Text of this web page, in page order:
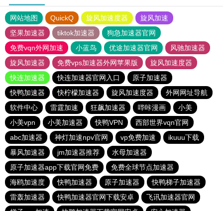
网站地图 QuickQ 旋风加速度器
旋风加速
坚果加速器
tiktok加速器
狗急加速器官网
免费vqn外网加速
小蓝鸟 优途加速器官网
风驰加速器
旋风加速器
免费vps加速器外网苹果版
旋风加速度器
快连加速器
快连加速器官网入口
原子加速器
快鸭加速器
快柠檬加速器 旋风加速度器
外网网址导航
软件中心
雷霆加速 狂飙加速器 哔咔漫画
小美
小美vpn
小美加速器 快鸭VPN
西部世界vqn官网
abc加速器
神灯加速npv官网 vp免费加速
ikuuu下载
暴风加速器
jm加速器推荐
水母加速器
原子加速器app下载官网免费
免费全球节点加速器
海鸥加速度
快鸭加速器 原子加速器
快鸭梯子加速器
雷轰加速器
快鸭加速器官网下载安卓
飞讯加速器官网